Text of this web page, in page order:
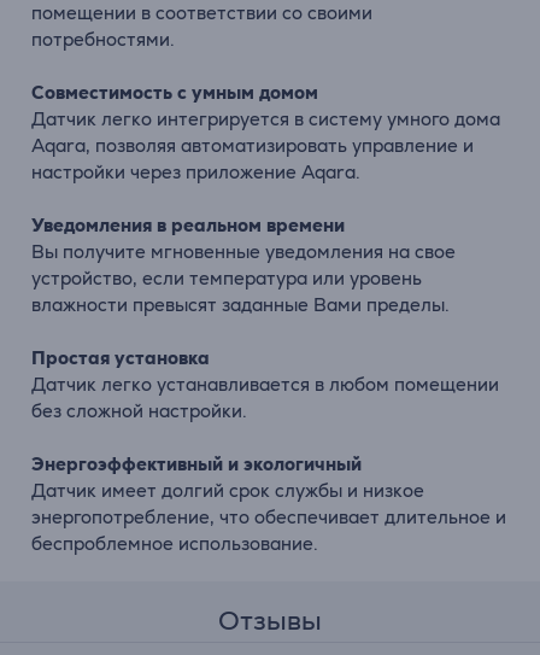
помещении в соответствии со своими
потребностями.
Совместимость с умным домом
Датчик легко интегрируется в систему умного дома
Aqara, позволяя автоматизировать управление и
настройки через приложение Aqara.
Уведомления в реальном времени
Вы получите мгновенные уведомления на свое
устройство, если температура или уровень
влажности превысят заданные Вами пределы.
Простая установка
Датчик легко устанавливается в любом помещении
без сложной настройки.
Энергоэффективный и экологичный
Датчик имеет долгий срок службы и низкое
энергопотребление, что обеспечивает длительное и
беспроблемное использование.
Отзывы